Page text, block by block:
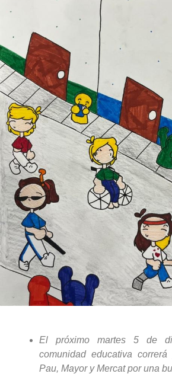
El próximo martes 5 de
comunidad educativa
Pau, Mayor y Mercat por una